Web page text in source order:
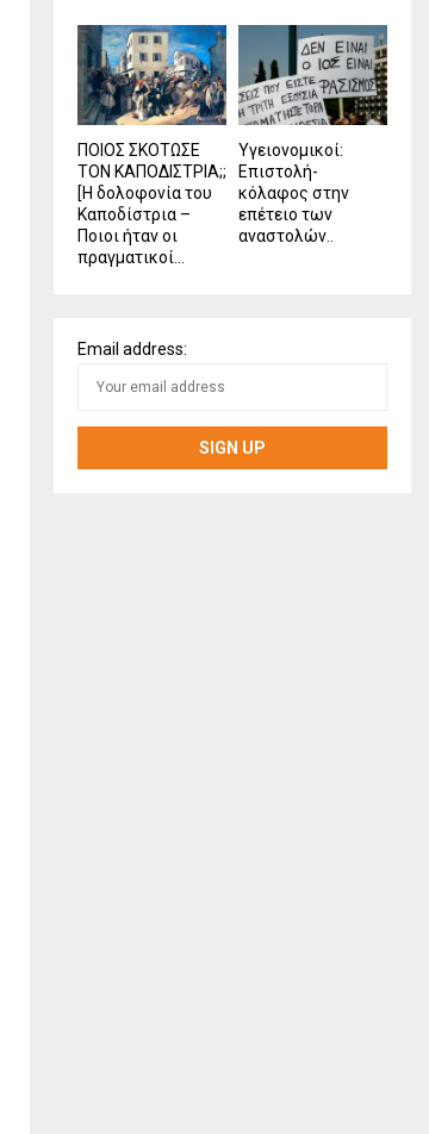
ΠΟΙΟΣ ΣΚΟΤΩΣΕ
ΤΟΝ ΚΑΠΟΔΙΣΤΡΙΑ;;
[Η δολοφονία του
Καποδίστρια –
Ποιοι ήταν οι
πραγματικοί...
Υγειονομικοί:
Επιστολή-
κόλαφος στην
επέτειο των
αναστολών..
Email address: